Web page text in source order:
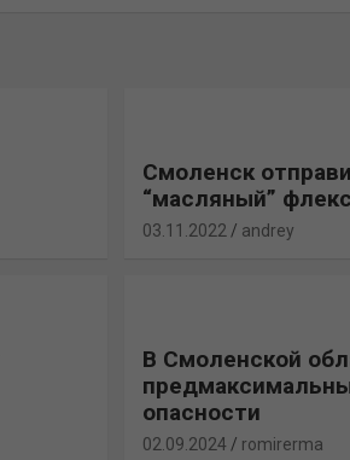
Смоленск
“масляный”
03.11.2022 andrey
В Смоленской
опасности
02.09.2024 romirerma